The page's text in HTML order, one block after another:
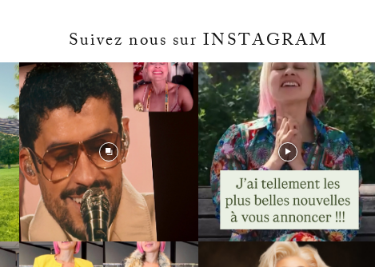
Suivez nous sur INSTAGRAM